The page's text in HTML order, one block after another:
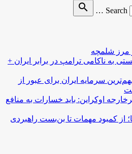
Search …
search
مرز شلمچه
به ناکامی ترامپ در برابر ایران +
سرمایه ایران برای عبور از
اوکراین: باید خسارات به منافع
از کمبود مهمات تا بن‌بست راهبردی